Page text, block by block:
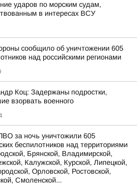
ударов по морским судам,
в интересах ВСУ
сообщило об уничтожении 605
над российскими регионами
Коц: Задержаны подростки,
взорвать военного
за ночь уничтожили 605
беспилотников над территориями
Брянской, Владимирской,
Калужской, Курской, Липецкой,
Орловской, Ростовской,
Смоленской...